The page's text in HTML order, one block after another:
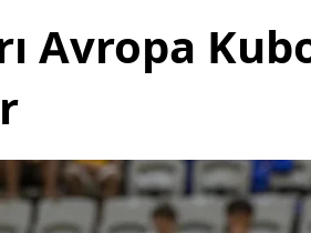
Ailə və
Turizm
Avropa